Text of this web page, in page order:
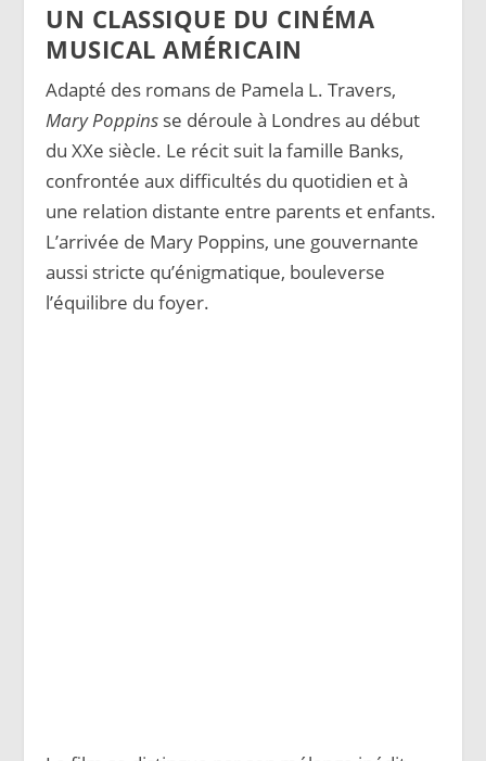
UN CLASSIQUE DU CINÉMA
MUSICAL AMÉRICAIN
Adapté des romans de Pamela L. Travers,
Mary Poppins se déroule à Londres au début
du XXe siècle. Le récit suit la famille Banks,
confrontée aux difficultés du quotidien et à
une relation distante entre parents et enfants.
L’arrivée de Mary Poppins, une gouvernante
aussi stricte qu’énigmatique, bouleverse
l’équilibre du foyer.